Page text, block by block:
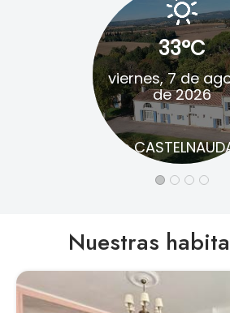
33°C
viernes, 7 de
de 2026
en
Nuestras